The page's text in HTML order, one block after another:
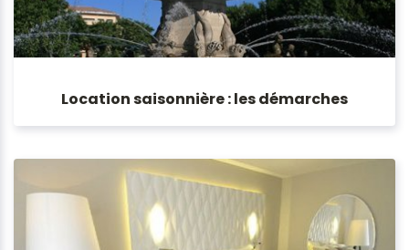
Location saisonnière : les démarches